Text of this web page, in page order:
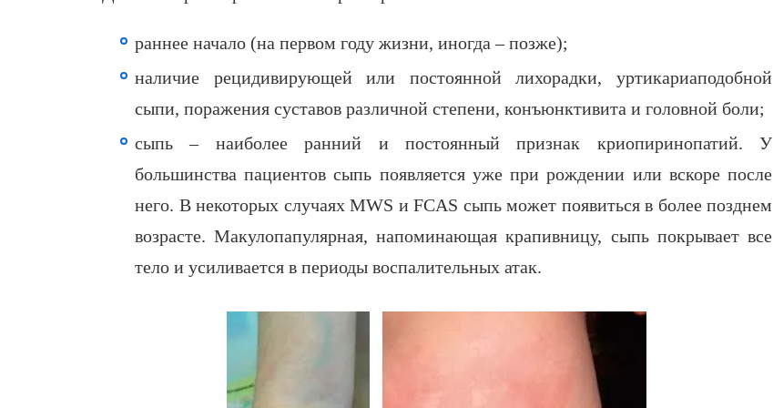
раннее начало (на первом году жизни, иногда – позже);
наличие рецидивирующей или постоянной лихорадки, уртикариаподобной
сыпи, поражения суставов различной степени, конъюнктивита и головной боли;
сыпь – наиболее ранний и постоянный признак криопиринопатий. У
большинства пациентов сыпь появляется уже при рождении или вскоре после
него. В некоторых случаях MWS и FCAS сыпь может появиться в более позднем
возрасте. Макулопапулярная, напоминающая крапивницу, сыпь покрывает все
тело и усиливается в периоды воспалительных атак.